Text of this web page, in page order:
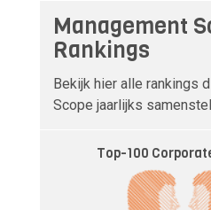
Management
Rankings
Bekijk hier alle rankings
Scope jaarlijks
Top-100